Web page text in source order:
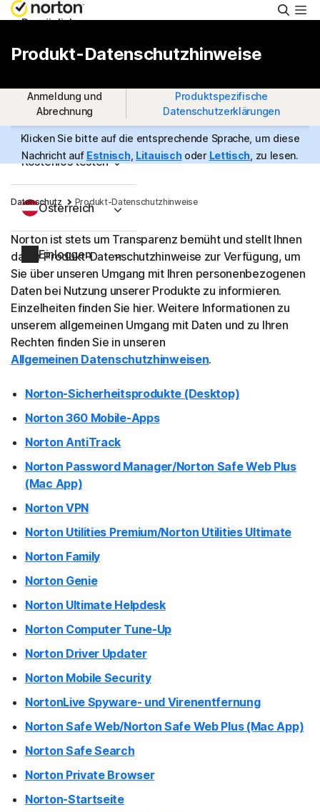
Persönlich
Support
Kostenlos testen
Österreich
Einloggen
Produkt-Datenschutzhinweise
Anmeldung und
Abrechnung
Produktspezifische
Datenschutzerklärungen
Klicken Sie bitte auf die entsprechende Sprache, um diese
Nachricht auf Estnisch, Litauischoder Lettisch , zu lesen.
Datenschutz Produkt-Datenschutzhinweise
Norton ist stets um Transparenz bemüht und stellt Ihnen
daher Produkt-Datenschutzhinweise zur Verfügung, um
Sie über unseren Umgang mit Ihren personenbezogenen
Daten bei Nutzung unserer Produkte zu informieren.
Einzelheiten finden Sie hier. Weitere Informationen zu
unserem allgemeinen Umgang mit Daten und zu Ihren
Rechten finden Sie in unseren
Allgemeinen Datenschutzhinweisen.
Norton-Sicherheitsprodukte (Desktop)
Norton 360 Mobile-Apps
Norton AntiTrack
Norton Password Manager/Norton Safe Web Plus
(Mac App)
Norton VPN
Norton Utilities Premium/Norton Utilities Ultimate
Norton Family
Norton Genie
Norton Ultimate Helpdesk
Norton Computer Tune-Up
Norton Driver Updater
Norton Mobile Security
NortonLive Spyware- und Virenentfernung
Norton Safe Web/Norton Safe Web Plus (Mac App)
Norton Safe Search
Norton Private Browser
Norton-Startseite